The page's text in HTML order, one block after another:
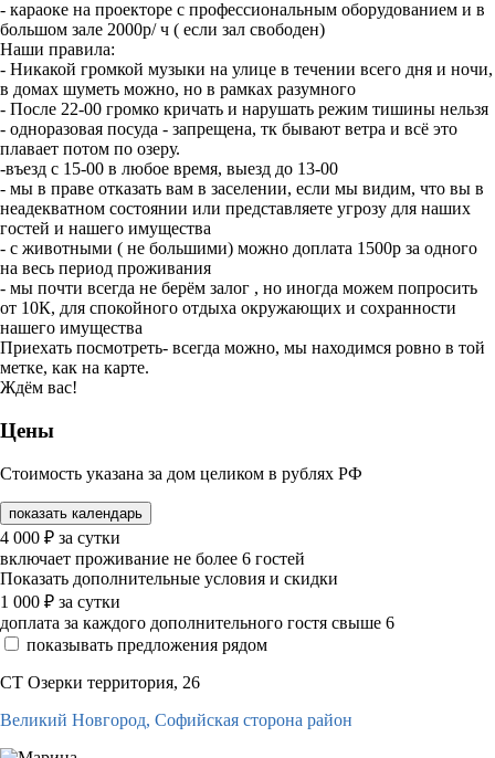
- караоке на проекторе с профессиональным оборудованием и в
большом зале 2000р/ ч ( если зал свободен)
Наши правила:
- Никакой громкой музыки на улице в течении всего дня и ночи,
в домах шуметь можно, но в рамках разумного
- После 22-00 громко кричать и нарушать режим тишины нельзя
- одноразовая посуда - запрещена, тк бывают ветра и всё это
плавает потом по озеру.
-въезд с 15-00 в любое время, выезд до 13-00
- мы в праве отказать вам в заселении, если мы видим, что вы в
неадекватном состоянии или представляете угрозу для наших
гостей и нашего имущества
- с животными ( не большими) можно доплата 1500р за одного
на весь период проживания
- мы почти всегда не берём залог , но иногда можем попросить
от 10К, для спокойного отдыха окружающих и сохранности
нашего имущества
Приехать посмотреть- всегда можно, мы находимся ровно в той
метке, как на карте.
Ждём вас!
Цены
Стоимость указана за дом целиком в рублях РФ
показать календарь
4 000 ₽ за сутки
включает проживание не более 6 гостей
Показать дополнительные условия и скидки
1 000 ₽ за сутки
доплата за каждого дополнительного гостя свыше 6
показывать предложения рядом
СТ Озерки территория, 26
Великий Новгород, Софийская сторона район